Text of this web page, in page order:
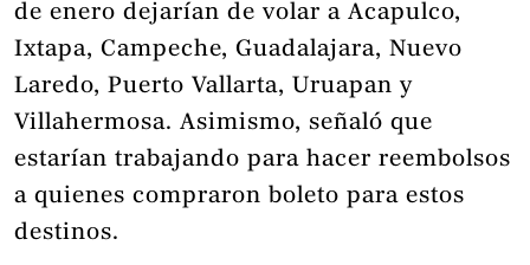
de enero dejarían de volar a Acapulco,
Ixtapa, Campeche, Guadalajara, Nuevo
Laredo, Puerto Vallarta, Uruapan y
Villahermosa. Asimismo, señaló que
estarían trabajando para hacer reembolsos
a quienes compraron boleto para estos
destinos.